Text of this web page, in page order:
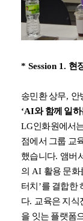
* Session 1. 현
송민환 상무, 안
‘AI와 함께 일하
LG인화원에서
점에서 그룹 교
했습니다. 앰버
의 AI 활용 문화
터치 ’를 결합한
다. 교육은 지식
을 잇는 플랫폼